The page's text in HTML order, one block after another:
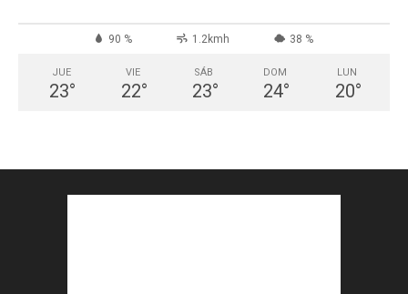
90 % 1.2kmh 38 %
JUE
23°
VIE
22°
SÁB
23°
DOM
24°
LUN
20°